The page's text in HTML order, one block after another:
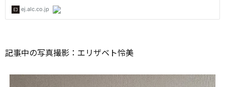
記事中の写真撮影：エリザベト怜美